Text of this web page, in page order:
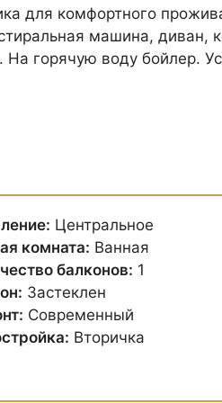
для комфортного
машина, диван,
горячую воду бойлер.
Центральное
комната: Ванная
балконов: 1
Застеклен
Современный
Вторичка